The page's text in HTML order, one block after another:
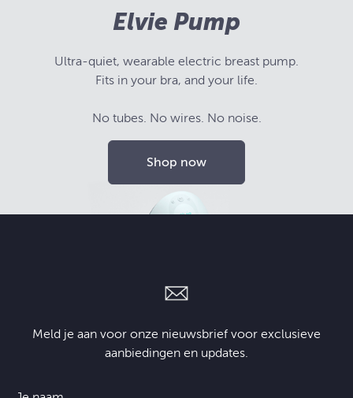
Elvie Pump
Ultra-quiet, wearable electric breast pump.
Fits in your bra, and your life.
No tubes. No wires. No noise.
Shop now
Meld je aan voor onze nieuwsbrief voor exclusieve
aanbiedingen en updates.